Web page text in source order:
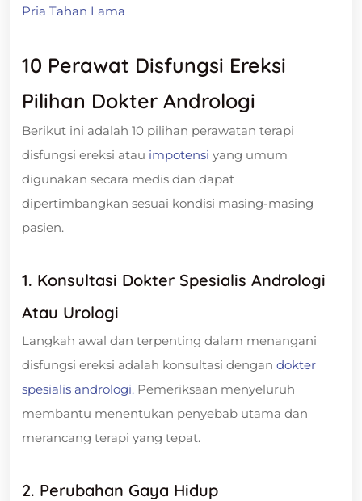
Pria Tahan Lama
10 Perawat Disfungsi Ereksi
Pilihan Dokter Andrologi
Berikut ini adalah 10 pilihan perawatan terapi
disfungsi ereksi atau impotensi yang umum
digunakan secara medis dan dapat
dipertimbangkan sesuai kondisi masing-masing
pasien.
1. Konsultasi Dokter Spesialis Andrologi
Atau Urologi
Langkah awal dan terpenting dalam menangani
disfungsi ereksi adalah konsultasi dengan dokter
spesialis andrologi. Pemeriksaan menyeluruh
membantu menentukan penyebab utama dan
merancang terapi yang tepat.
2. Perubahan Gaya Hidup